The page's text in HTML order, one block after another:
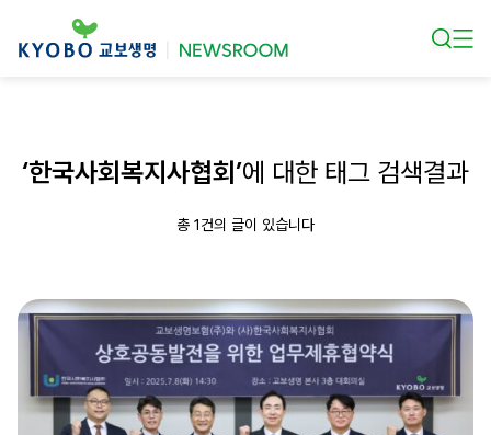
‘한국사회복지사협회’에 대한 태그 검색결과
총 1건의 글이 있습니다